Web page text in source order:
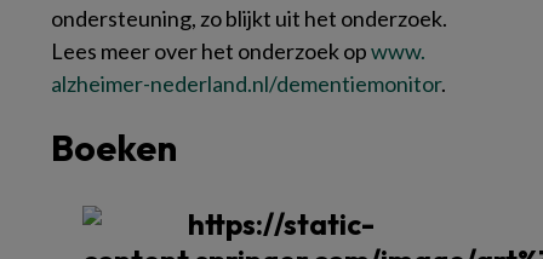
ondersteuning, zo blijkt uit het onderzoek.
Lees meer over het onderzoek opwww.​
alzheimer-nederland.​nl/​dementiemonitor.
Boeken